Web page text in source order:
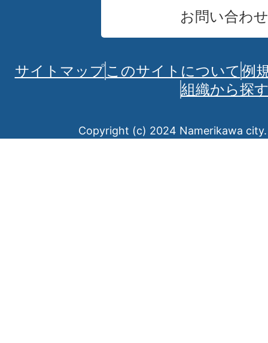
お問い合わせ
サイトマップこのサイトについて 例
組織から探
Copyright (c) 2024 Namerikawa